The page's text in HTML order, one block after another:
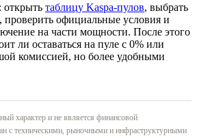
таблицу Kaspa-пулов, выбрать
проверить официальные условия и
на части мощности. После этого
ли оставаться на пуле с 0% или
комиссией, но более удобными
характер и не является финансовой
с техническими, рыночными и инфраструктурными